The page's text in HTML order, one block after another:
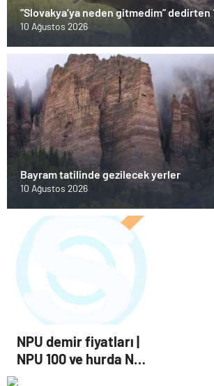
“Slovakya’ya neden gitmedim”
10 Ağustos 2026
Bayram tatilinde gezilecek yerler
10 Ağustos 2026
NPU demir fiyatları |
NPU 100 ve hurda NPU
hesaplama